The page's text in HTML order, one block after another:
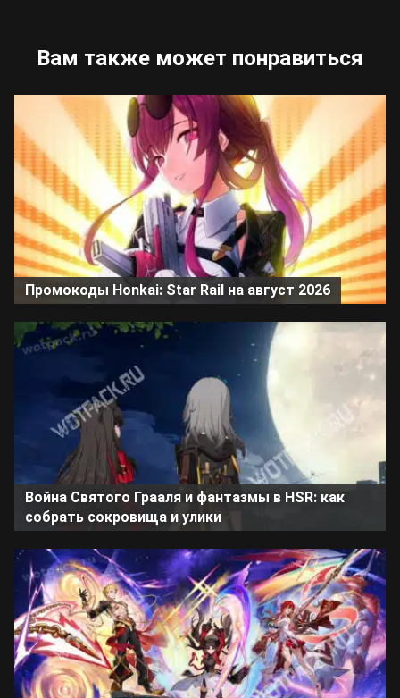
Вам также может понравиться
Промокоды Honkai: Star Rail на август 2026
Война Святого Грааля и фантазмы в HSR: как
собрать сокровища и улики